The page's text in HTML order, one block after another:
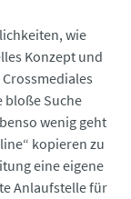
wie
Konzept und
bloße Suche
wenig geht
kopieren zu
eine eigene
Anlaufstelle für